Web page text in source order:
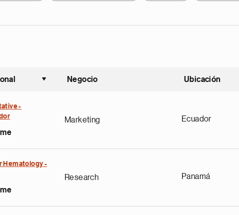
Ordenar ascendente
Negocio Ubicación
-
Marketing Ecuador
Hematology -
Research Panamá